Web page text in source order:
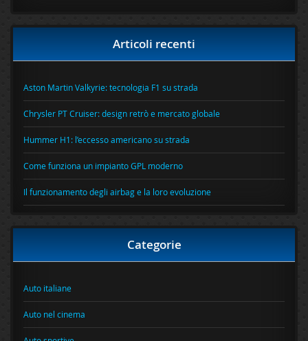
Articoli recenti
Aston Martin Valkyrie: tecnologia F1 su strada
Chrysler PT Cruiser: design retrò e mercato globale
Hummer H1: l’eccesso americano su strada
Come funziona un impianto GPL moderno
Il funzionamento degli airbag e la loro evoluzione
Categorie
Auto italiane
Auto nel cinema